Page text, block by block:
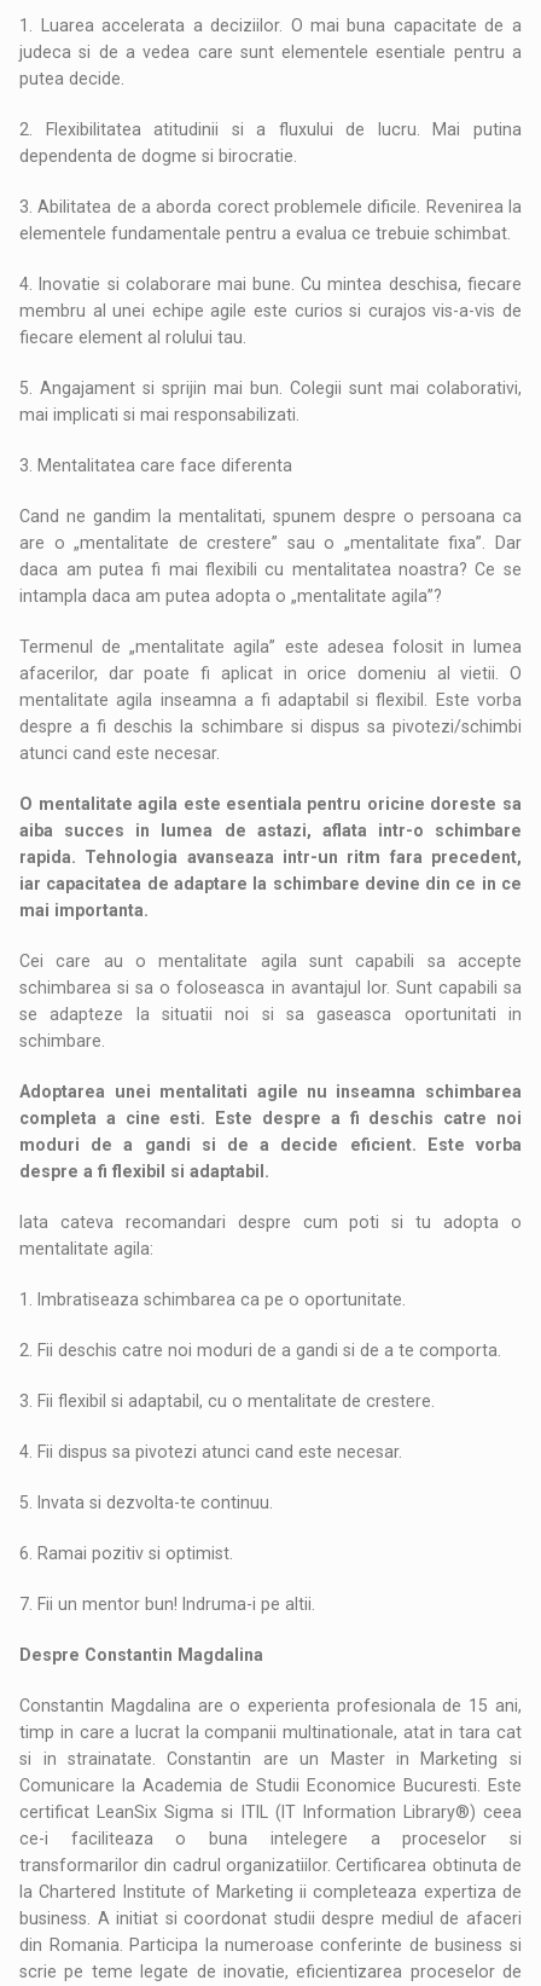
1. Luarea accelerata a deciziilor. O mai buna capacitate de a
judeca si de a vedea care sunt elementele esentiale pentru a
putea decide.
2. Flexibilitatea atitudinii si a fluxului de lucru. Mai putina
dependenta de dogme si birocratie.
3. Abilitatea de a aborda corect problemele dificile. Revenirea la
elementele fundamentale pentru a evalua ce trebuie schimbat.
4. Inovatie si colaborare mai bune. Cu mintea deschisa, fiecare
membru al unei echipe agile este curios si curajos vis-a-vis de
fiecare element al rolului tau.
5. Angajament si sprijin mai bun. Colegii sunt mai colaborativi,
mai implicati si mai responsabilizati.
3. Mentalitatea care face diferenta
Cand ne gandim la mentalitati, spunem despre o persoana ca
are o „mentalitate de crestere” sau o „mentalitate fixa”. Dar
daca am putea fi mai flexibili cu mentalitatea noastra? Ce se
intampla daca am putea adopta o „mentalitate agila”?
Termenul de „mentalitate agila” este adesea folosit in lumea
afacerilor, dar poate fi aplicat in orice domeniu al vietii. O
mentalitate agila inseamna a fi adaptabil si flexibil. Este vorba
despre a fi deschis la schimbare si dispus sa pivotezi/schimbi
atunci cand este necesar.
O mentalitate agila este esentiala pentru oricine doreste sa
aiba succes in lumea de astazi, aflata intr-o schimbare
rapida. Tehnologia avanseaza intr-un ritm fara precedent,
iar capacitatea de adaptare la schimbare devine din ce in ce
mai importanta.
Cei care au o mentalitate agila sunt capabili sa accepte
schimbarea si sa o foloseasca in avantajul lor. Sunt capabili sa
se adapteze la situatii noi si sa gaseasca oportunitati in
schimbare.
Adoptarea unei mentalitati agile nu inseamna schimbarea
completa a cine esti. Este despre a fi deschis catre noi
moduri de a gandi si de a decide eficient. Este vorba
despre a fi flexibil si adaptabil.
Iata cateva recomandari despre cum poti si tu adopta o
mentalitate agila:
1. Imbratiseaza schimbarea ca pe o oportunitate.
2. Fii deschis catre noi moduri de a gandi si de a te comporta.
3. Fii flexibil si adaptabil, cu o mentalitate de crestere.
4. Fii dispus sa pivotezi atunci cand este necesar.
5. Invata si dezvolta-te continuu.
6. Ramai pozitiv si optimist.
7. Fii un mentor bun! Indruma-i pe altii.
Despre Constantin Magdalina
Constantin Magdalina are o experienta profesionala de 15 ani,
timp in care a lucrat la companii multinationale, atat in tara cat
si in strainatate. Constantin are un Master in Marketing si
Comunicare la Academia de Studii Economice Bucuresti. Este
certificat LeanSix Sigma si ITIL (IT Information Library®) ceea
ce-i faciliteaza o buna intelegere a proceselor si
transformarilor din cadrul organizatiilor. Certificarea obtinuta de
la Chartered Institute of Marketing ii completeaza expertiza de
business. A initiat si coordonat studii despre mediul de afaceri
din Romania. Participa la numeroase conferinte de business si
scrie pe teme legate de inovatie, eficientizarea proceselor de